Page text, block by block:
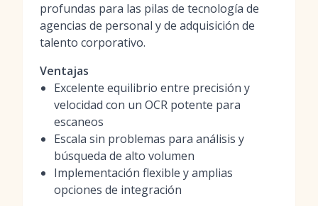
profundas para las pilas de tecnología de
agencias de personal y de adquisición de
talento corporativo.
Ventajas
Excelente equilibrio entre precisión y
velocidad con un OCR potente para
escaneos
Escala sin problemas para análisis y
búsqueda de alto volumen
Implementación flexible y amplias
opciones de integración